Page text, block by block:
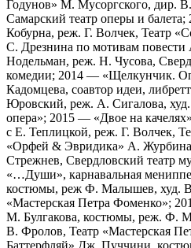
Годунов» М. Мусоргского, дир.
Самарский театр оперы и
Кобурна, реж. Г. Волчек, Театр
С. Дрезнина по мотивам
Нодельман, реж. Н. Чусова,
комедии; 2014 — «Щелкунчик.
Кадомцева, соавтор идеи,
Юровский, реж. А. Сигалова,
опера»; 2015 — «Двое на
с Е. Теплицкой, реж. Г. Волчек,
«Орфей & Эвридика» А.
Стрежнев, Свердловский театр
«…Души», карнавальная
костюмы, реж Ф. Малышев, худ.
«Мастерская Петра Фоменко»;
М. Булгакова, костюмы, реж. Ф.
В. Фролов, Театр «Мастерская
Баттерфляй» Дж. Пуччини,